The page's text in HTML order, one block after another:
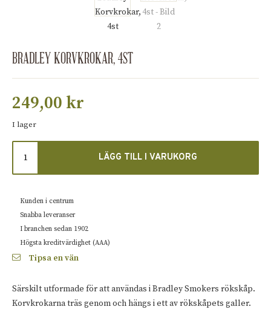
BRADLEY KORVKROKAR, 4ST
249,00 kr
I lager
LÄGG TILL I VARUKORG
Kunden i centrum
Snabba leveranser
I branchen sedan 1902
Högsta kreditvärdighet (AAA)
Tipsa en vän
Särskilt utformade för att användas i Bradley Smokers rökskåp.
Korvkrokarna träs genom och hängs i ett av rökskåpets galler.